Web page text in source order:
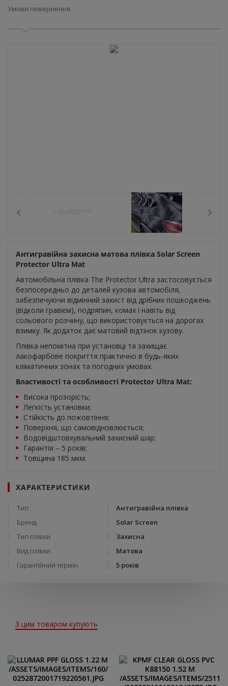
Умови повернення
Антигравійна захисна матова плівка Solar Screen
Protector Ultra Mat
Автомобільна плівка The Protector Ultra застосовується
безпосередньо до деталей кузова автомобіля,
забезпечуючи відмінний захист від дрібних пошкоджень
(відколи гравієм), подряпин, комах і навіть від
сольового розчину, що використовується на дорогах
взимку. Як додаток дає матовий відтінок кузову.
Плівка непомітна при установці та захищає
лакофарбове покриття практично в будь-яких
кліматичних зонах та погодних умовах.
Властивості та особливості Protector Ultra Mat:
Висока прозорість;
Легкість установки;
Стійкість до пожовтіння;
Поверхня, що самовідновлюється;
Водовідштовхувальний захисний шар;
Гарантія – 5 років;
Товщина 185 мкм.
ХАРАКТЕРИСТИКИ
Тип
Антигравійна плівка
Бренд
Solar Screen
Тип плівки
Захисна
Вид плівки
Матова
Гарантійний термін
5 років
З цим товаром купують